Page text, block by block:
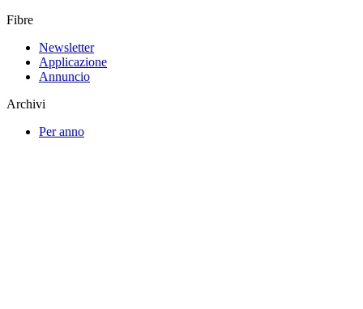
Fibre
Newsletter
Applicazione
Annuncio
Archivi
Per anno